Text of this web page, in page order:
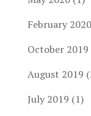
February 2020
October 2019
August 2019
July 2019 (1)